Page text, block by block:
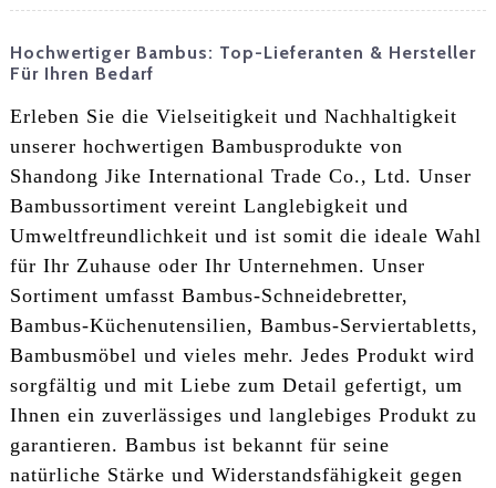
Hochwertiger Bambus: Top-Lieferanten & Hersteller
Für Ihren Bedarf
Erleben Sie die Vielseitigkeit und Nachhaltigkeit
unserer hochwertigen Bambusprodukte von
Shandong Jike International Trade Co., Ltd. Unser
Bambussortiment vereint Langlebigkeit und
Umweltfreundlichkeit und ist somit die ideale Wahl
für Ihr Zuhause oder Ihr Unternehmen. Unser
Sortiment umfasst Bambus-Schneidebretter,
Bambus-Küchenutensilien, Bambus-Serviertabletts,
Bambusmöbel und vieles mehr. Jedes Produkt wird
sorgfältig und mit Liebe zum Detail gefertigt, um
Ihnen ein zuverlässiges und langlebiges Produkt zu
garantieren. Bambus ist bekannt für seine
natürliche Stärke und Widerstandsfähigkeit gegen